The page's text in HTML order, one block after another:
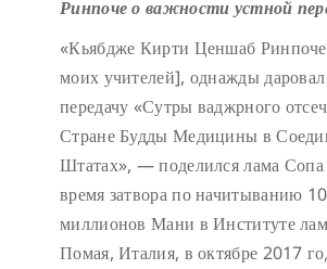
Ринпоче о важности устной
«Кьябдже Кирти Ценшаб
моих учителей], однажды
передачу «Сутры ваджрного
Стране Будды Медицины в
Штатах», — поделился лама
время затвора по начитыванию
миллионов Мани в Институте
Помая, Италия, в октябре 2017